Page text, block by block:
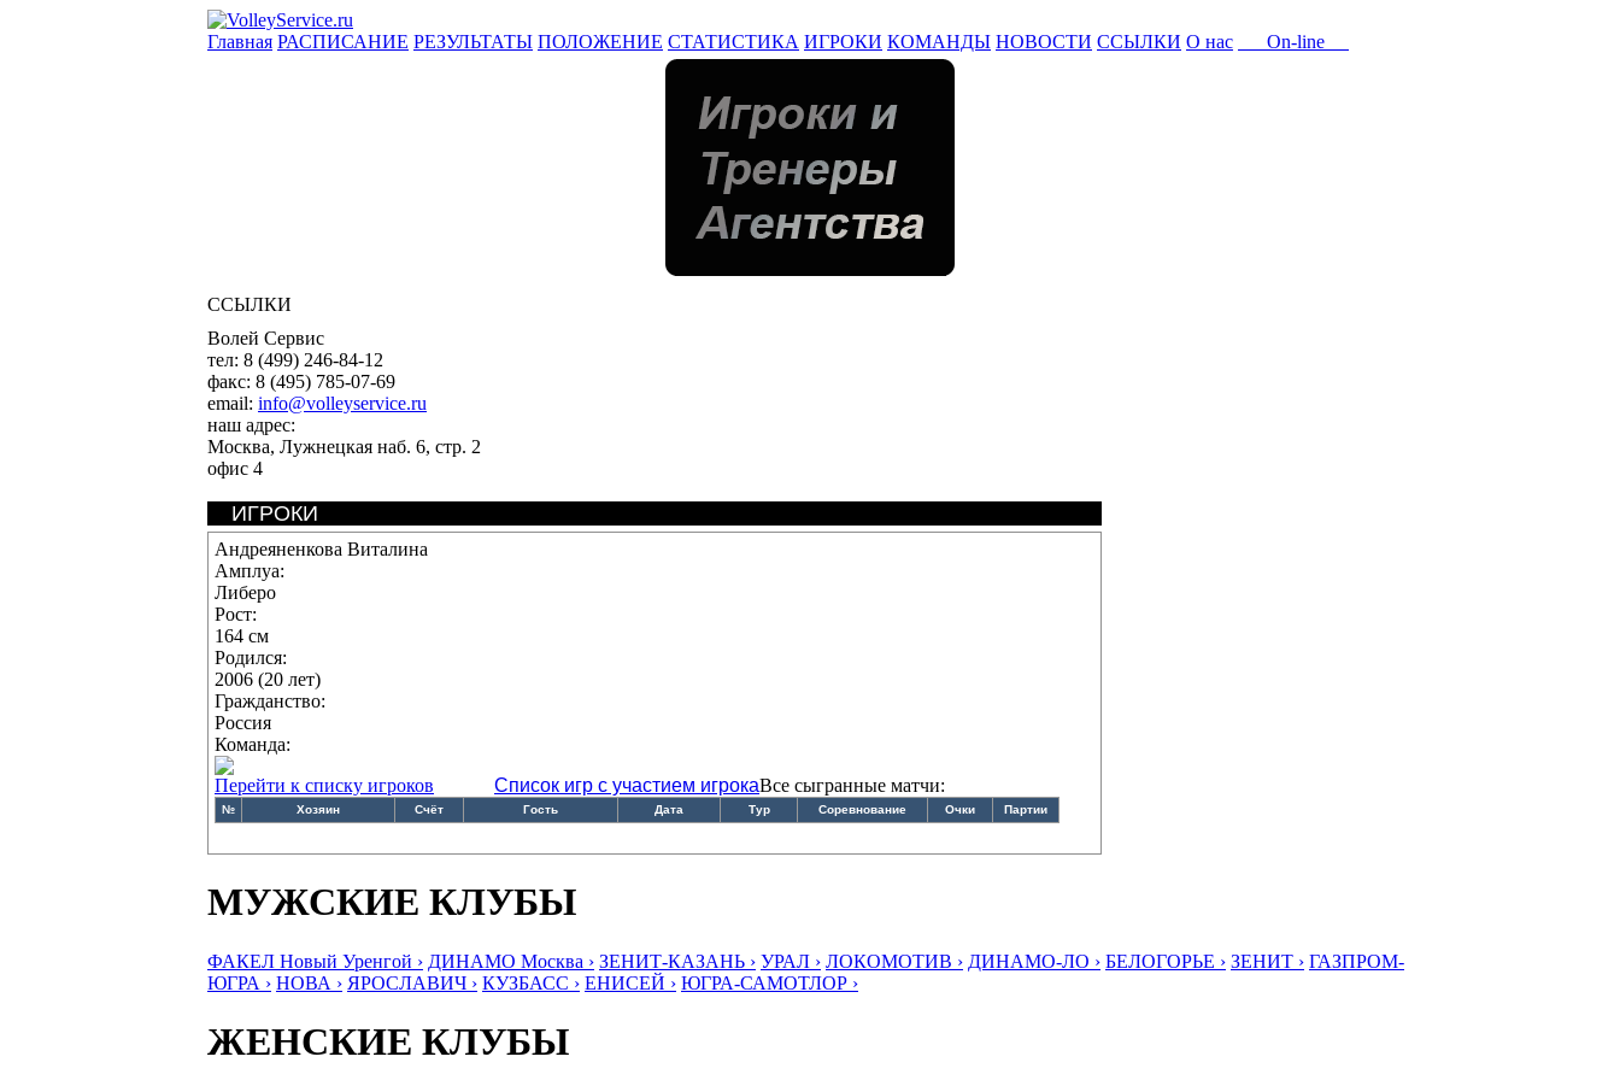
Главная РАСПИСАНИЕ РЕЗУЛЬТАТЫ ПОЛОЖЕНИЕ СТАТИСТИКА ИГРОКИ КОМАНДЫ НОВОСТИ ССЫЛКИ О нас On-line
ССЫЛКИ
Волей Сервис
тел: 8 (499) 246-84-12
факс: 8 (495) 785-07-69
email: info@volleyservice.ru
наш адрес:
Москва, Лужнецкая наб. 6, стр. 2
офис 4
ИГРОКИ
Андреяненкова Виталина
Амплуа:
Либеро
Рост:
164 см
Родился:
2006 (20 лет)
Гражданство:
Россия
Команда:
Перейти к списку игроков
Список игр с участием игрокаВсе сыгранные матчи:
№ Хозяин Счёт Гость Дата Тур Соревнование Очки Партии
МУЖСКИЕ КЛУБЫ
ФАКЕЛ Новый Уренгой › ДИНАМО Москва › ЗЕНИТ-КАЗАНЬ › УРАЛ › ЛОКОМОТИВ › ДИНАМО-ЛО › БЕЛОГОРЬЕ › ЗЕНИТ › ГАЗПРОМ-
ЮГРА › НОВА › ЯРОСЛАВИЧ › КУЗБАСС › ЕНИСЕЙ › ЮГРА-САМОТЛОР ›
ЖЕНСКИЕ КЛУБЫ